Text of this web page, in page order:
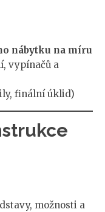
nábytku na míru
vypínačů a
finální úklid)
možnosti a